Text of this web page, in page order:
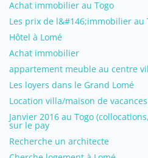
Achat immobilier au Togo
Les prix de l&#146;immobilier au
Hôtel à Lomé
Achat immobilier
appartement meuble au centre
Les loyers dans le Grand Lomé
Location villa/maison de
Janvier 2016 au Togo
sur le pay
Recherche un architecte